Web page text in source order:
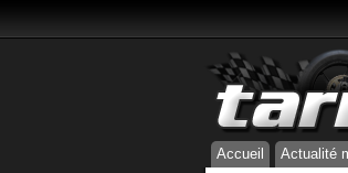
Accueil Actualité